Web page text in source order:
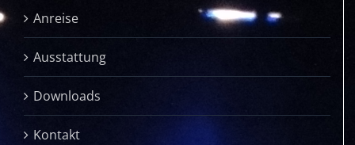
Anreise
Ausstattung
Downloads
Kontakt